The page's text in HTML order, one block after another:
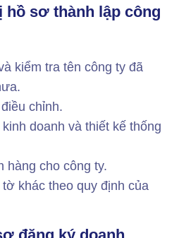
hồ sơ thành lập công
kiểm tra tên công ty đã
chỉnh.
doanh và thiết kế thống
hàng cho công ty.
khác theo quy định của